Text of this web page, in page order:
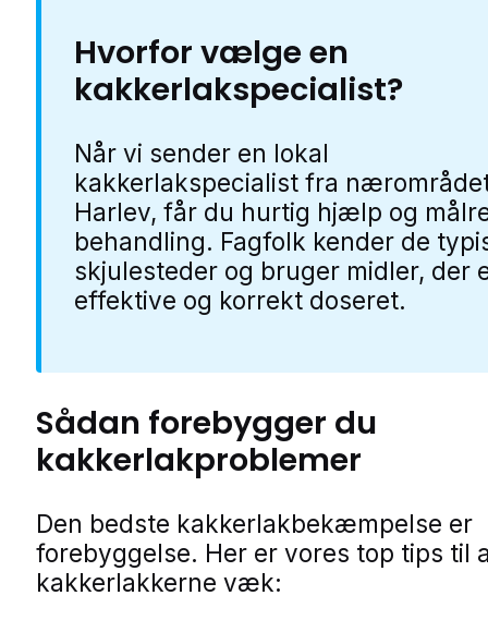
Hvorfor vælge en
kakkerlakspecialist?
Når vi sender en lokal
kakkerlakspecialist fra
Harlev, får du hurtig hjælp og
behandling. Fagfolk kender de
skjulesteder og bruger midler, der
effektive og korrekt doseret.
Sådan forebygger du
kakkerlakproblemer
Den bedste kakkerlakbekæmpelse er
forebyggelse. Her er vores top tips til
kakkerlakkerne væk: